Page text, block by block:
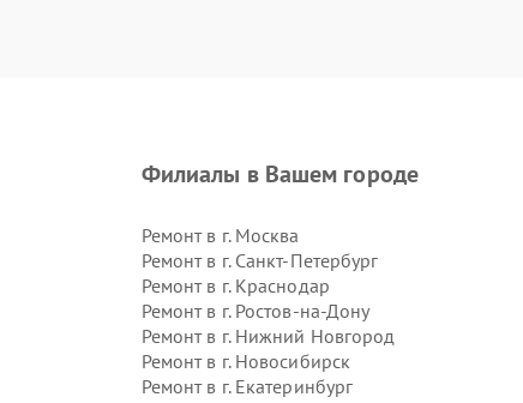
Филиалы в Вашем городе
Ремонт в г. Москва
Ремонт в г. Санкт-Петербург
Ремонт в г. Краснодар
Ремонт в г. Ростов-на-Дону
Ремонт в г. Нижний Новгород
Ремонт в г. Новосибирск
Ремонт в г. Екатеринбург